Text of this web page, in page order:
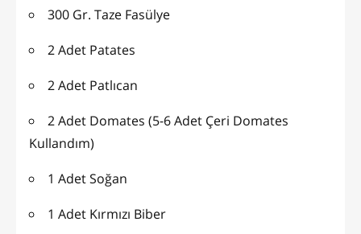
300 Gr. Taze Fasülye
2 Adet Patates
2 Adet Patlıcan
2 Adet Domates (5-6 Adet Çeri Domates
Kullandım)
1 Adet Soğan
1 Adet Kırmızı Biber